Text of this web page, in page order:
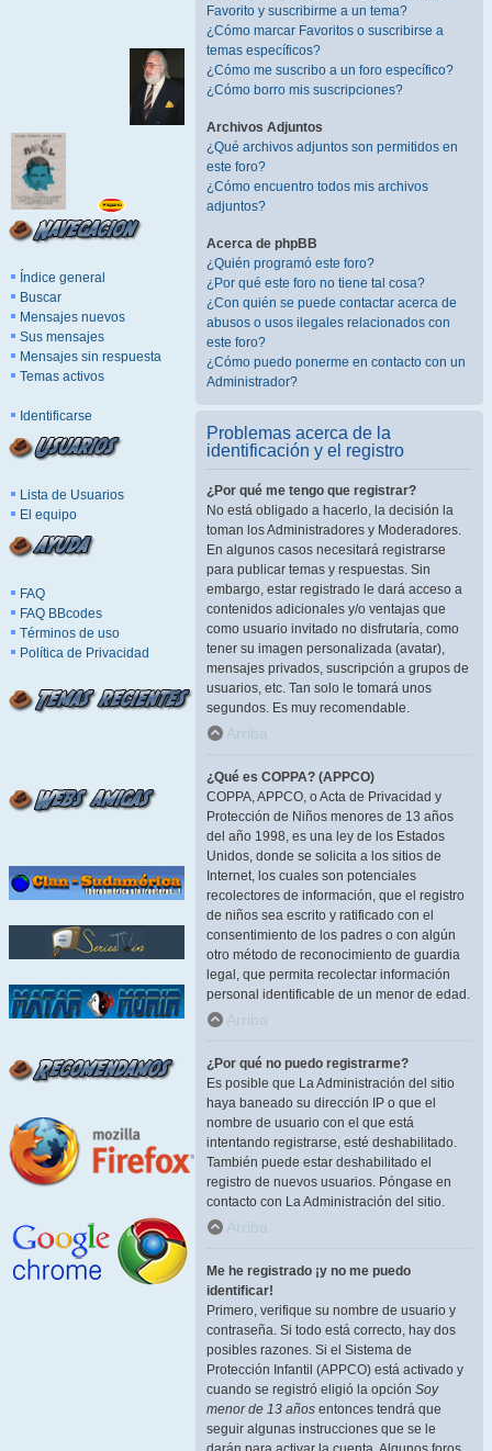
Índice general
Buscar
Mensajes nuevos
Sus mensajes
Mensajes sin respuesta
Temas activos
Identificarse
Lista de Usuarios
El equipo
FAQ
FAQ BBcodes
Términos de uso
Política de Privacidad
Favorito y suscribirme a un tema?
¿Cómo marcar Favoritos o suscribirse a
temas específicos?
¿Cómo me suscribo a un foro específico?
¿Cómo borro mis suscripciones?
Archivos Adjuntos
¿Qué archivos adjuntos son permitidos en
este foro?
¿Cómo encuentro todos mis archivos
adjuntos?
Acerca de phpBB
¿Quién programó este foro?
¿Por qué este foro no tiene tal cosa?
¿Con quién se puede contactar acerca de
abusos o usos ilegales relacionados con
este foro?
¿Cómo puedo ponerme en contacto con un
Administrador?
Problemas acerca de la
identificación y el registro
¿Por qué me tengo que registrar?
No está obligado a hacerlo, la decisión la
toman los Administradores y Moderadores.
En algunos casos necesitará registrarse
para publicar temas y respuestas. Sin
embargo, estar registrado le dará acceso a
contenidos adicionales y/o ventajas que
como usuario invitado no disfrutaría, como
tener su imagen personalizada (avatar),
mensajes privados, suscripción a grupos de
usuarios, etc. Tan solo le tomará unos
segundos. Es muy recomendable.
Arriba
¿Qué es COPPA? (APPCO)
COPPA, APPCO, o Acta de Privacidad y
Protección de Niños menores de 13 años
del año 1998, es una ley de los Estados
Unidos, donde se solicita a los sitios de
Internet, los cuales son potenciales
recolectores de información, que el registro
de niños sea escrito y ratificado con el
consentimiento de los padres o con algún
otro método de reconocimiento de guardia
legal, que permita recolectar información
personal identificable de un menor de edad.
Arriba
¿Por qué no puedo registrarme?
Es posible que La Administración del sitio
haya baneado su dirección IP o que el
nombre de usuario con el que está
intentando registrarse, esté deshabilitado.
También puede estar deshabilitado el
registro de nuevos usuarios. Póngase en
contacto con La Administración del sitio.
Arriba
Me he registrado ¡y no me puedo
identificar!
Primero, verifique su nombre de usuario y
contraseña. Si todo está correcto, hay dos
posibles razones. Si el Sistema de
Protección Infantil (APPCO) está activado y
cuando se registró eligió la opción Soy
menor de 13 años entonces tendrá que
seguir algunas instrucciones que se le